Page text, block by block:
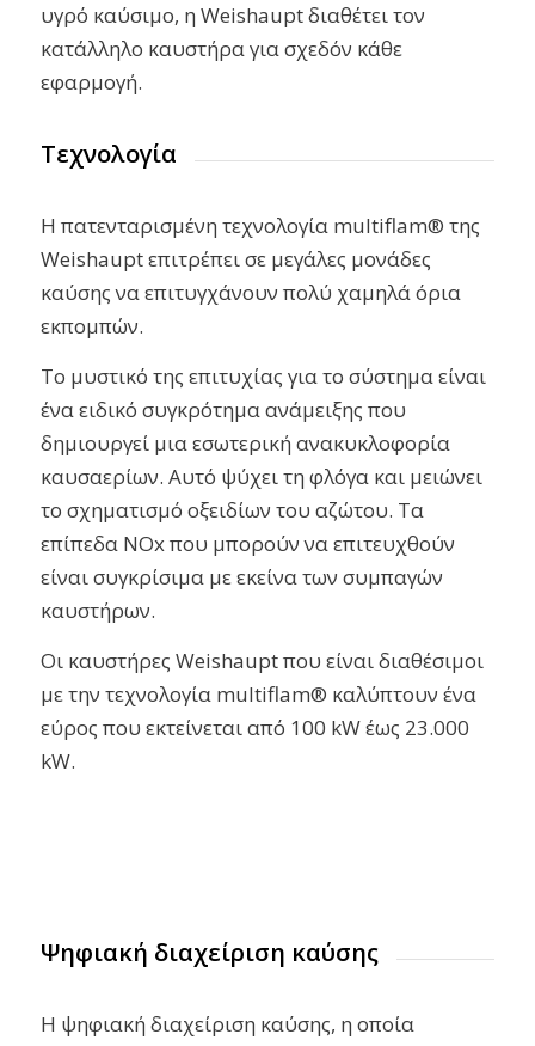
υγρό καύσιμο, η Weishaupt διαθέτει τον
κατάλληλο καυστήρα για σχεδόν κάθε
εφαρμογή.
Τεχνολογία
Η πατενταρισμένη τεχνολογία multiflam® της
Weishaupt επιτρέπει σε μεγάλες μονάδες
καύσης να επιτυγχάνουν πολύ χαμηλά όρια
εκπομπών.
Το μυστικό της επιτυχίας για το σύστημα είναι
ένα ειδικό συγκρότημα ανάμειξης που
δημιουργεί μια εσωτερική ανακυκλοφορία
καυσαερίων. Αυτό ψύχει τη φλόγα και μειώνει
το σχηματισμό οξειδίων του αζώτου. Τα
επίπεδα NOx που μπορούν να επιτευχθούν
είναι συγκρίσιμα με εκείνα των συμπαγών
καυστήρων.
Οι καυστήρες Weishaupt που είναι διαθέσιμοι
με την τεχνολογία multiflam® καλύπτουν ένα
εύρος που εκτείνεται από 100 kW έως 23.000
kW.
Ψηφιακή διαχείριση καύσης
Η ψηφιακή διαχείριση καύσης, η οποία